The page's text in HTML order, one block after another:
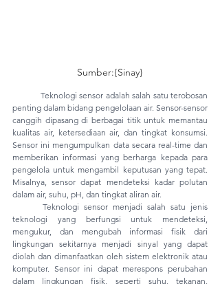
Sumber:{Sinay}
Teknologi sensor adalah salah satu terobosan
penting dalam bidang pengelolaan air. Sensor-sensor
canggih dipasang di berbagai titik untuk memantau
kualitas air, ketersediaan air, dan tingkat konsumsi.
Sensor ini mengumpulkan data secara real-time dan
memberikan informasi yang berharga kepada para
pengelola untuk mengambil keputusan yang tepat.
Misalnya, sensor dapat mendeteksi kadar polutan
dalam air, suhu, pH, dan tingkat aliran air.
Teknologi sensor menjadi salah satu jenis
teknologi yang berfungsi untuk mendeteksi,
mengukur, dan mengubah informasi fisik dari
lingkungan sekitarnya menjadi sinyal yang dapat
diolah dan dimanfaatkan oleh sistem elektronik atau
komputer. Sensor ini dapat merespons perubahan
dalam lingkungan fisik, seperti suhu, tekanan,